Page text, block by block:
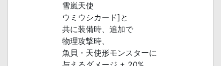
雪嵐天使
ウミウシカード]と
共に装備時、追加で
物理攻撃時、
魚貝・天使形モンスターに